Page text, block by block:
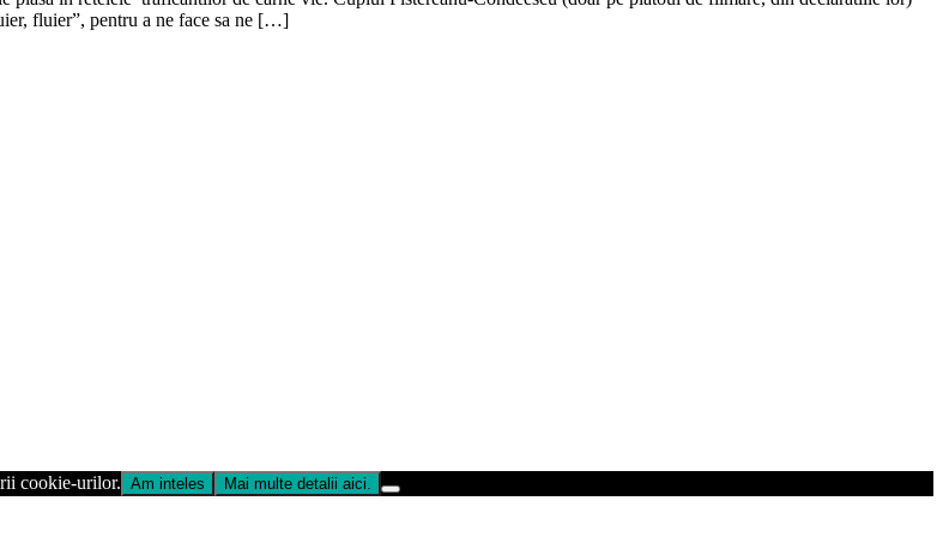
fluier”, pentru a ne face sa ne […]
cookie-urilor. Am inteles Mai multe detalii aici.